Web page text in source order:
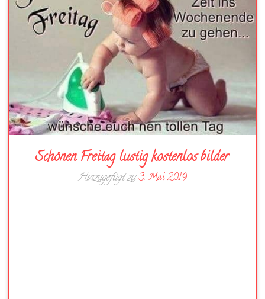
Schönen Freitag lustig kostenlos bilder
Hinzugefügt zu3. Mai 2019